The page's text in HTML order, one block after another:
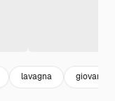
lavagna giovani